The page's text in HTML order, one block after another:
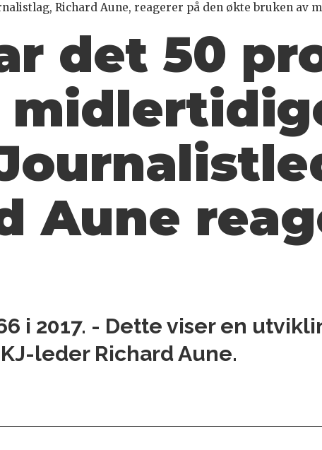
Richard Aune, reagerer på den økte bruken av
det 50
Aune
i 2017. - Dette viser en
leder Richard Aune.